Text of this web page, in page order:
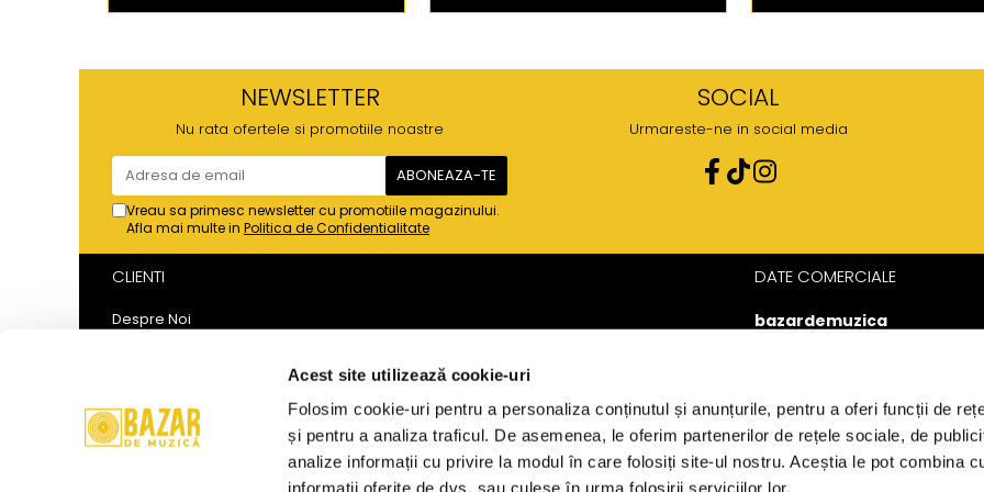
Acest site utilizează cookie-uri
Folosim cookie-uri pentru a personaliza conținutul și anunțurile, pentru a oferi funcții de
și pentru a analiza traficul. De asemenea, le oferim partenerilor de rețele sociale, de
analize informații cu privire la modul în care folosiți site-ul nostru. Aceștia le pot combina
informații oferite de dvs. sau culese în urma folosirii serviciilor lor.
NEWSLETTER
Nu rata ofertele si promotiile noastre
Vreau sa primesc newsletter cu promotiile magazinului.
Afla mai multe in Politica de Confidentialitate
SOCIAL
Urmareste-ne in social media
CLIENTI
Despre Noi
Politica Cookies
Termeni si Conditii
DATE COMERCIALE
bazardemuzica
Strada Doctor Louis
Pasteur 65
Bucharest, București